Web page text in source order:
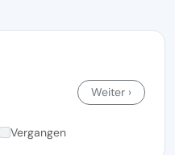
Weiter ›
Vergangen